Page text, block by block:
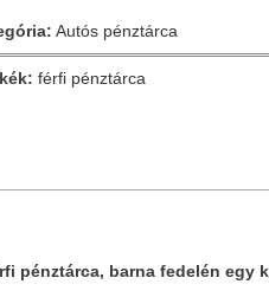
Autós pénztárca
férfi pénztárca
pénztárca, barna fedelén egy